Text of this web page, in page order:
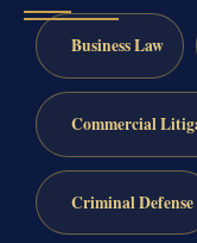
Business Law
Commercial
Criminal Defense